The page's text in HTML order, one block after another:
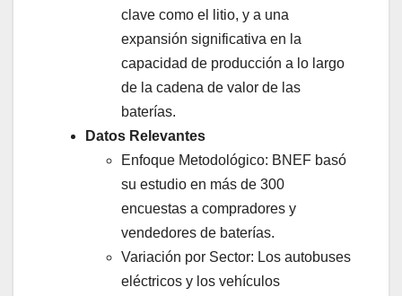
clave como el litio, y a una
expansión significativa en la
capacidad de producción a lo largo
de la cadena de valor de las
baterías.
Datos Relevantes
Enfoque Metodológico: BNEF basó
su estudio en más de 300
encuestas a compradores y
vendedores de baterías.
Variación por Sector: Los autobuses
eléctricos y los vehículos